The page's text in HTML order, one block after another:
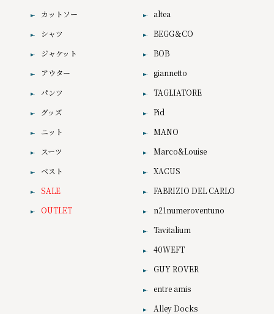
カットソー
シャツ
ジャケット
アウター
パンツ
グッズ
ニット
スーツ
ベスト
SALE
OUTLET
altea
BEGG＆CO
BOB
giannetto
TAGLIATORE
Pid
MANO
Marco&Louise
XACUS
FABRIZIO DEL CARLO
n21numeroventuno
Tavitalium
40WEFT
GUY ROVER
entre amis
Alley Docks